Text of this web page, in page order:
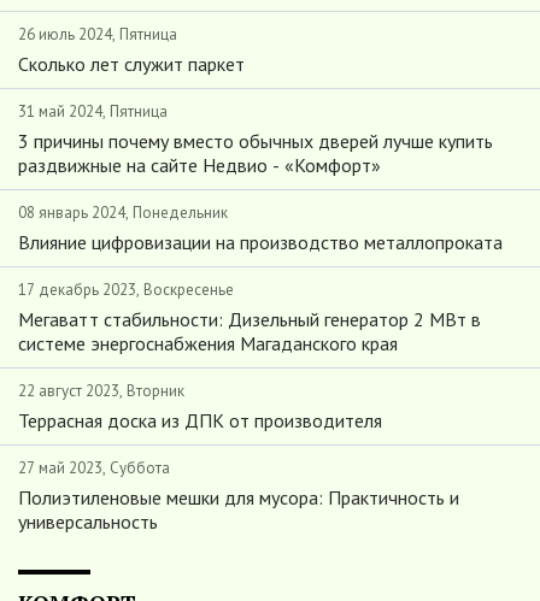
26 июль 2024, Пятница
Сколько лет служит паркет
31 май 2024, Пятница
3 причины почему вместо обычных дверей лучше купить
раздвижные на сайте Недвио - «Комфорт»
08 январь 2024, Понедельник
Влияние цифровизации на производство металлопроката
17 декабрь 2023, Воскресенье
Мегаватт стабильности: Дизельный генератор 2 МВт в
системе энергоснабжения Магаданского края
22 август 2023, Вторник
Террасная доска из ДПК от производителя
27 май 2023, Суббота
Полиэтиленовые мешки для мусора: Практичность и
универсальность